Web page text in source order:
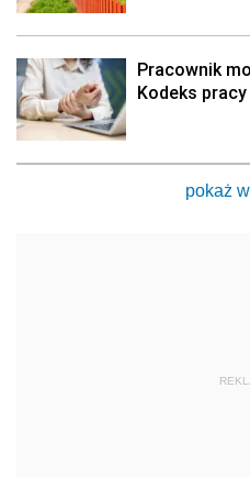
Pracownik
Kodeks
pokaż